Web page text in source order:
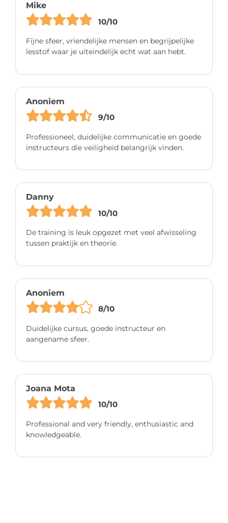
Mike
10/10
Fijne sfeer, vriendelijke mensen en begrijpelijke
lesstof waar je uiteindelijk echt wat aan hebt.
Anoniem
9/10
Professioneel, duidelijke communicatie en goede
instructeurs die veiligheid belangrijk vinden.
Danny
10/10
De training is leuk opgezet met veel afwisseling
tussen praktijk en theorie.
Anoniem
8/10
Duidelijke cursus, goede instructeur en
aangename sfeer.
Joana Mota
10/10
Professional and very friendly, enthusiastic and
knowledgeable.